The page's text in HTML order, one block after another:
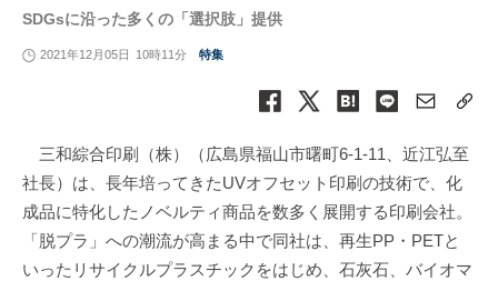
SDGsに沿った多くの「選択肢」提供
2021年12月05日 10時11分 特集
三和綜合印刷（株）（広島県福山市曙町6-1-11、近江弘至
社長）は、長年培ってきたUVオフセット印刷の技術で、化
成品に特化したノベルティ商品を数多く展開する印刷会社。
「脱プラ」への潮流が高まる中で同社は、再生PP・PETと
いったリサイクルプラスチックをはじめ、石灰石、バイオマ